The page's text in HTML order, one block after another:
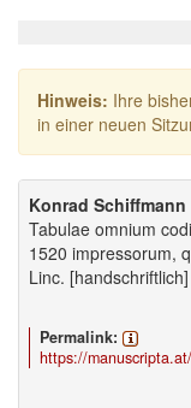
Hinweis: Ihre
in einer neuen
Konrad Schiffmann
Tabulae omnium
1520 impressorum,
Linc. [handschriftlich]
Permalink:
https://